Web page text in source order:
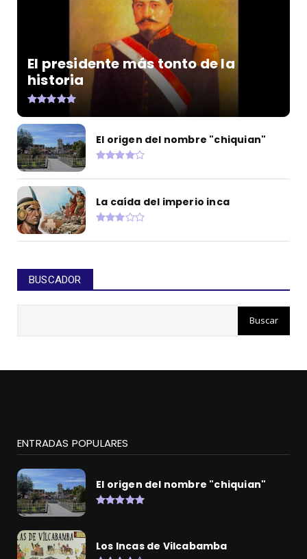
El presidente más tonto de la
historia
El origen del nombre "chiquian"
La caída del imperio inca
BUSCADOR
ENTRADAS POPULARES
El origen del nombre "chiquian"
Los Incas de Vilcabamba